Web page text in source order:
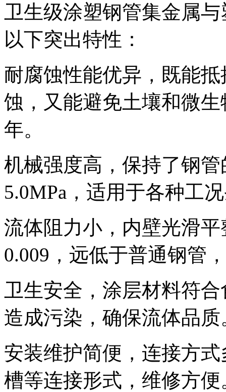
卫生级涂塑钢管集金属
以下突出特性：
耐腐蚀性能优异，既能
蚀，又能避免土壤和微
年。
机械强度高，保持了钢
5.0MPa，适用于各种工
流体阻力小，内壁光滑
0.009，远低于普通钢管
卫生安全，涂层材料符
造成污染，确保流体品质
安装维护简便，连接方
槽等连接形式，维修方便